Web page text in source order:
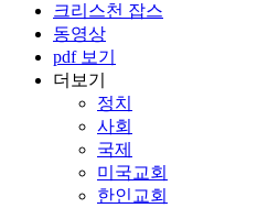
크리스천 잡스
동영상
pdf 보기
더보기
정치
사회
국제
미국교회
한인교회